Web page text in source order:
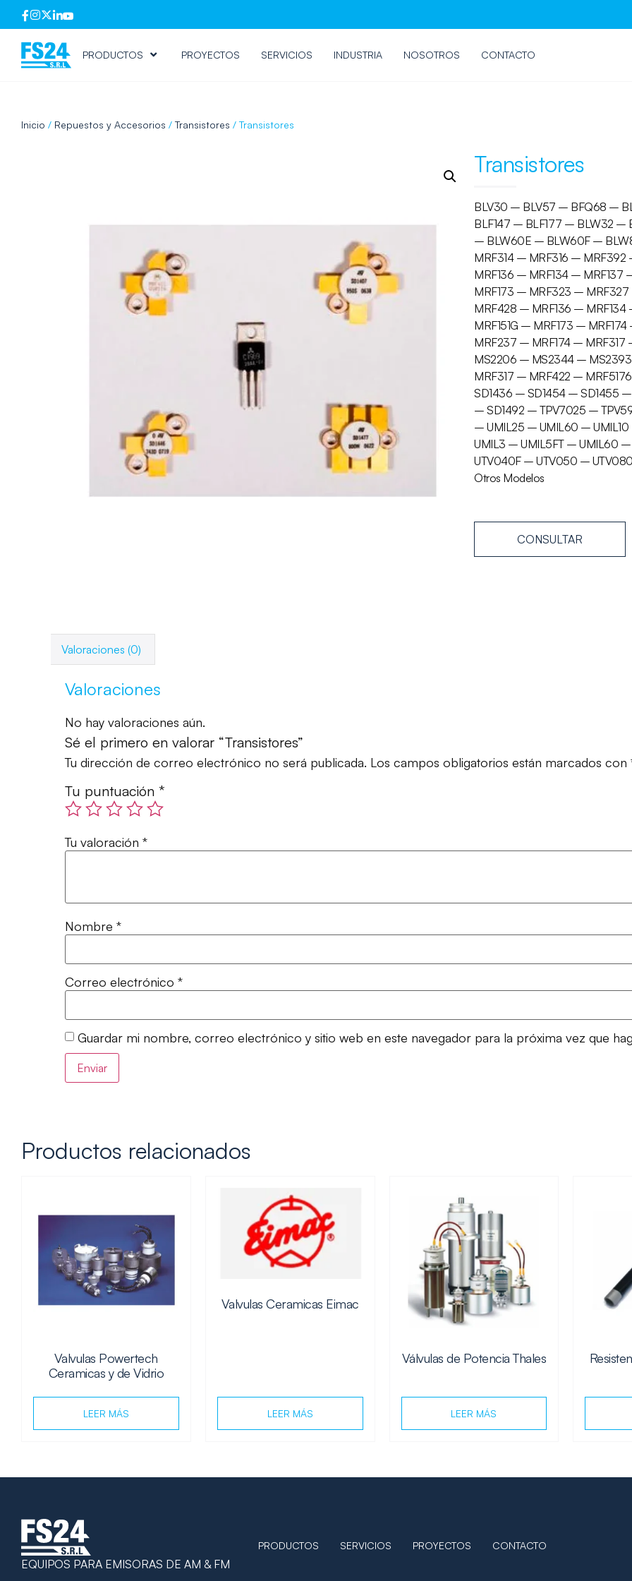
PRODUCTOS PROYECTOS SERVICIOS INDUSTRIA NOSOTROS CONTACTO
Inicio / Repuestos y Accesorios / Transistores / Transistores
Transistores
BLV30 – BLV57 – BFQ68 –
BLF147 – BLF177 – BLW32
– BLW60E – BLW60F –
MRF314 – MRF316 –
MRF136 – MRF134 – MRF137
MRF173 – MRF323 –
MRF428 – MRF136 – MRF134
MRF151G – MRF173 –
MRF237 – MRF174 –
MS2206 – MS2344 –
MRF317 – MRF422 –
SD1436 – SD1454 – SD1455
– SD1492 – TPV7025 –
– UMIL25 – UMIL60 –
UMIL3 – UMIL5FT – UMIL60
UTV040F – UTV050 –
Otros Modelos
CONSULTAR
Valoraciones (0)
Valoraciones
No hay valoraciones aún.
Sé el primero en valorar “Transistores”
Tu dirección de correo electrónico no será publicada. Los campos obligatorios están marcados con
Tu puntuación *
Tu valoración *
Nombre *
Correo electrónico *
Guardar mi nombre, correo electrónico y sitio web en este navegador para la próxima vez que
Productos relacionados
Valvulas Powertech
Ceramicas y de Vidrio
LEER MÁS
Valvulas Ceramicas Eimac
LEER MÁS
Válvulas de Potencia Thales
LEER MÁS
EQUIPOS PARA EMISORAS DE AM & FM
PRODUCTOS SERVICIOS PROYECTOS CONTACTO